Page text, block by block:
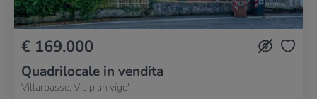
€ 169.000
Quadrilocale in vendita
Villarbasse, Via pian vige'